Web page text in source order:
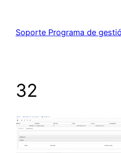
contenido
Soporte Programa de
32